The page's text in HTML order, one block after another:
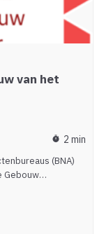
van het
timer 2 min
(BNA)
Gebouw…